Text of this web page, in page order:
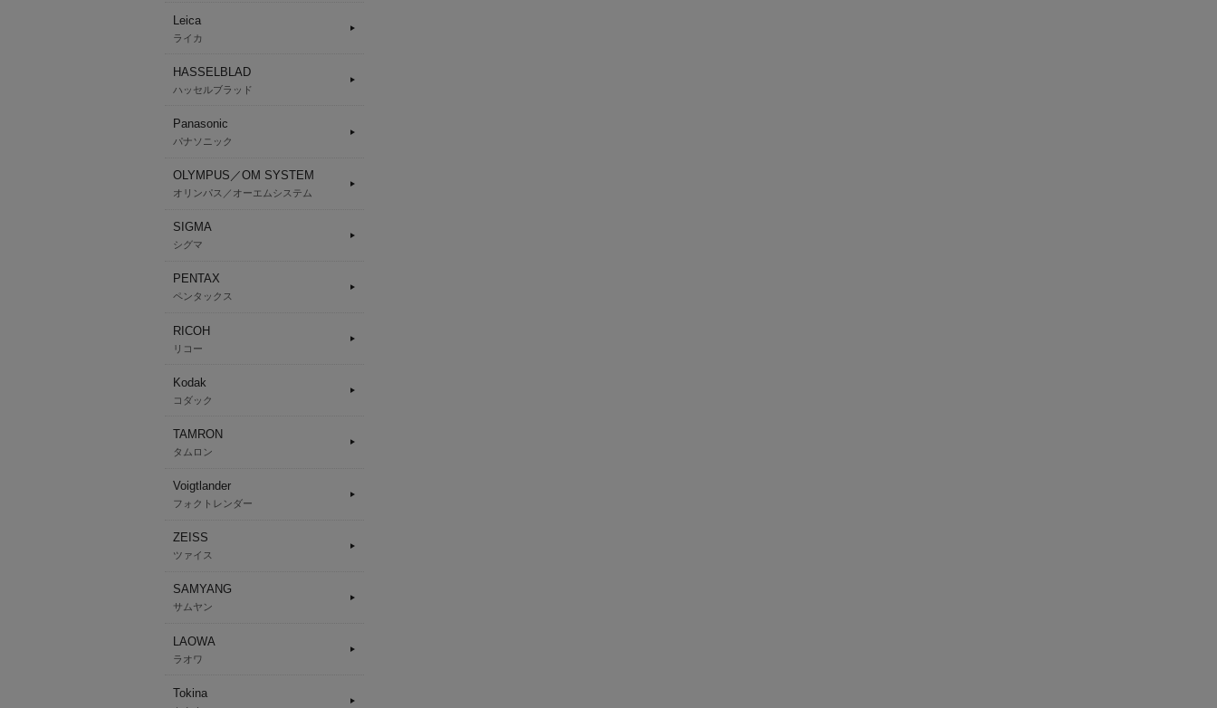
Leica
ライカ
HASSELBLAD
ハッセルブラッド
Panasonic
パナソニック
OLYMPUS／OM SYSTEM
オリンパス／オーエムシステム
SIGMA
シグマ
PENTAX
ペンタックス
RICOH
リコー
Kodak
コダック
TAMRON
タムロン
Voigtlander
フォクトレンダー
ZEISS
ツァイス
SAMYANG
サムヤン
LAOWA
ラオワ
Tokina